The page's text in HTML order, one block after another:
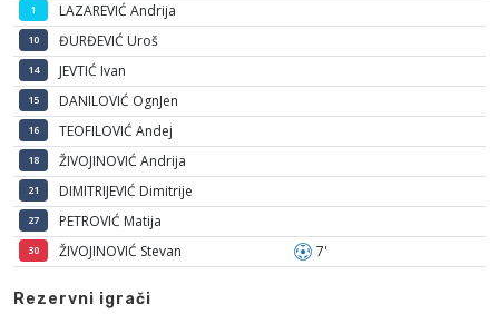
1 LAZAREVIĆ Andrija
10 ĐURĐEVIĆ Uroš
14 JEVTIĆ Ivan
15 DANILOVIĆ OgnJen
16 TEOFILOVIĆ Andej
18 ŽIVOJINOVIĆ Andrija
21 DIMITRIJEVIĆ Dimitrije
27 PETROVIĆ Matija
30 ŽIVOJINOVIĆ Stevan 7'
Rezervni igrači